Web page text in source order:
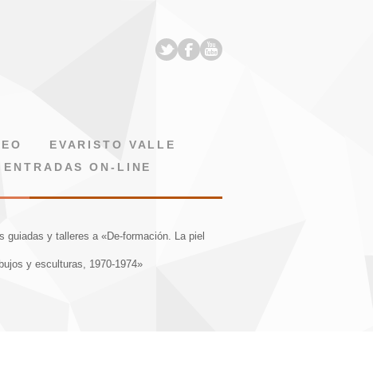
EVARISTO VALLE
ENTRADAS ON-LINE
guiadas y talleres a «De-formación. La piel
y esculturas, 1970-1974»